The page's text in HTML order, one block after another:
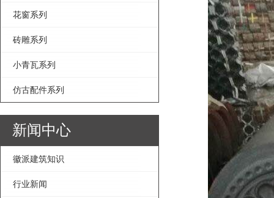
花窗系列
砖雕系列
小青瓦系列
仿古配件系列
新闻中心
徽派建筑知识
行业新闻